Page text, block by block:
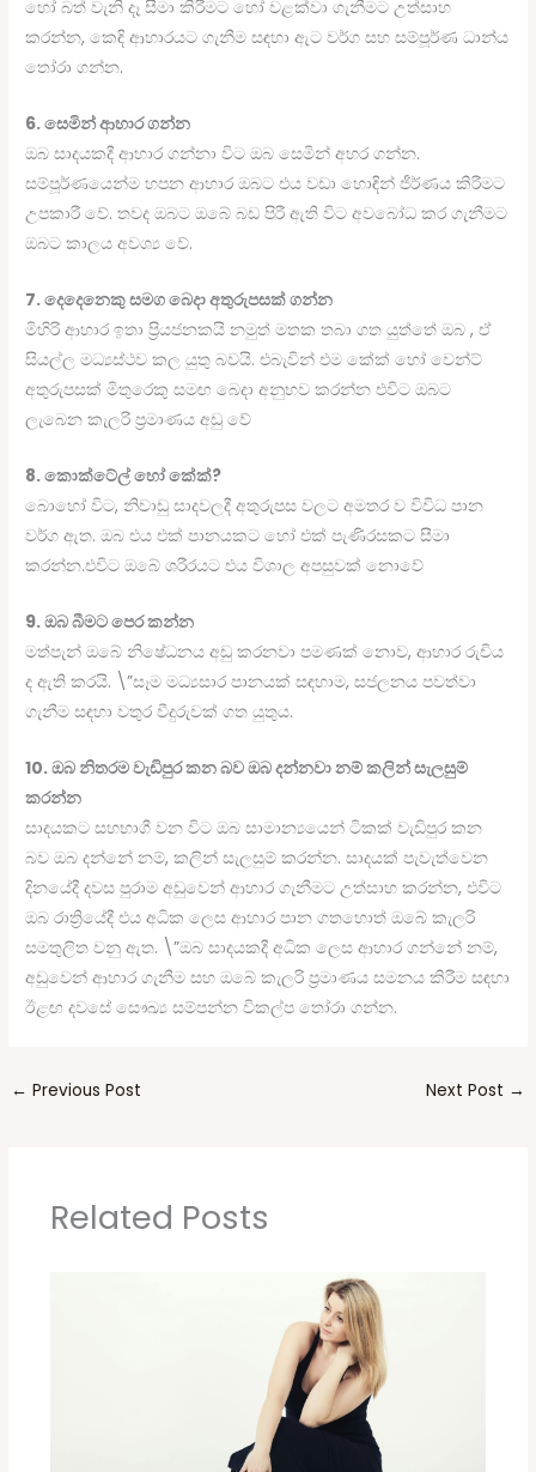
හෝ බත් වැනි දෑ සීමා කිරීමට හෝ වළක්වා ගැනීමට උත්සාහ
කරන්න, කෙඳි ආහාරයට ගැනීම සඳහා ඇට වර්ග සහ සම්පූර්ණ ධාන්ය
තෝරා ගන්න.
6. සෙමින් ආහාර ගන්න
ඔබ සාදයකදී ආහාර ගන්නා විට ඔබ සෙමින් අහර ගන්න.
සම්පූර්ණයෙන්ම හපන ආහාර ඔබට එය වඩා හොඳින් ජීර්ණය කිරීමට
උපකාරී වේ. තවද ඔබට ඔබේ බඩ පිරී ඇති විට අවබෝධ කර ගැනීමට
ඔබට කාලය අවශ්‍ය වේ.
7. දෙදෙනෙකු සමග බෙදා අතුරුපසක් ගන්න
මිහිරි ආහාර ඉතා ප්‍රියජනකයි නමුත් මතක තබා ගත යුත්තේ ඔබ , ඒ
සියල්ල මධ්‍යස්ථව කල යුතු බවයි. එබැවින් එම කේක් හෝ වෙන්ට්
අතුරුපසක් මිතුරෙකු සමඟ බෙදා අනුභව කරන්න එවිට ඔබට
ලැබෙන කැලරි ප්‍රමාණය අඩු වේ
8. කොක්ටේල් හෝ කේක්?
බොහෝ විට, නිවාඩු සාදවලදී අතුරුපස වලට අමතර ව විවිධ පාන
වර්ග ඇත. ඔබ එය එක් පානයකට හෝ එක් පැණිරසකට සීමා
කරන්න.එවිට ඔබේ ශරීරයට එය විශාල අපසුවක් නොවේ
9. ඔබ බීමට පෙර කන්න
මත්පැන් ඔබේ නිෂේධනය අඩු කරනවා පමණක් නොව, ආහාර රුචිය
ද ඇති කරයි. \”සෑම මධ්‍යසාර පානයක් සඳහාම, සජලනය පවත්වා
ගැනීම සඳහා වතුර වීදුරුවක් ගත යුතුය.
10. ඔබ නිතරම වැඩිපුර කන බව ඔබ දන්නවා නම් කලින් සැලසුම්
කරන්න
සාදයකට සහභාගී වන විට ඔබ සාමාන්‍යයෙන් ටිකක් වැඩිපුර කන
බව ඔබ දන්නේ නම්, කලින් සැලසුම් කරන්න. සාදයක් පැවැත්වෙන
දිනයේදී දවස පුරාම අඩුවෙන් ආහාර ගැනීමට උත්සාහ කරන්න, එවිට
ඔබ රාත්‍රියේදී එය අධික ලෙස ආහාර පාන ගතහොත් ඔබේ කැලරි
සමතුලිත වනු ඇත. \”ඔබ සාදයකදී අධික ලෙස ආහාර ගන්නේ නම්,
අඩුවෙන් ආහාර ගැනීම සහ ඔබේ කැලරි ප්‍රමාණය සමනය කිරීම සඳහා
ඊළඟ දවසේ සෞඛ්‍ය සම්පන්න විකල්ප තෝරා ගන්න.
← Previous Post Next Post →
Related Posts